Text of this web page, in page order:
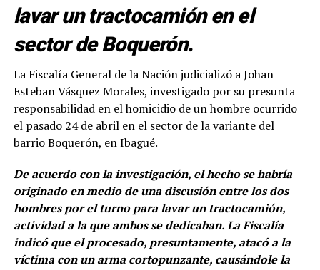
lavar un tractocamión en el
sector de Boquerón.
La Fiscalía General de la Nación judicializó a Johan
Esteban Vásquez Morales, investigado por su presunta
responsabilidad en el homicidio de un hombre ocurrido
el pasado 24 de abril en el sector de la variante del
barrio Boquerón, en Ibagué.
De acuerdo con la investigación, el hecho se habría
originado en medio de una discusión entre los dos
hombres por el turno para lavar un tractocamión,
actividad a la que ambos se dedicaban. La Fiscalía
indicó que el procesado, presuntamente, atacó a la
víctima con un arma cortopunzante, causándole la